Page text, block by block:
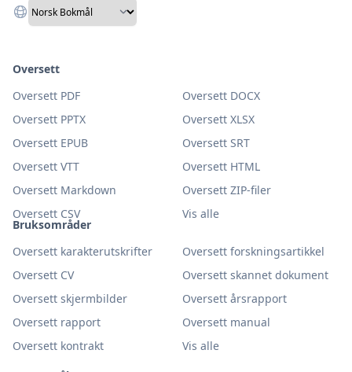
Bruksområder
Oversett karakterutskrifter
Oversett forskningsartikkel
Oversett CV
Oversett skannet dokument
Oversett skjermbilder
Oversett årsrapport
Oversett rapport
Oversett manual
Oversett kontrakt
Vis alle
Oversett
Oversett PDF
Oversett DOCX
Oversett PPTX
Oversett XLSX
Oversett EPUB
Oversett SRT
Oversett VTT
Oversett HTML
Oversett Markdown
Oversett ZIP-filer
Oversett CSV
Vis alle